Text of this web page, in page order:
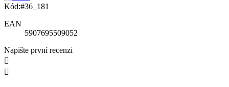
Kód:#36_181
EAN
5907695509052
Napište první recenzi

